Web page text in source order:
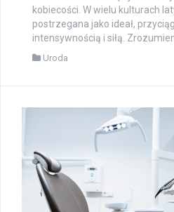
kobiecości. W wielu kulturach
postrzegana jako ideał,
intensywnością i siłą.
Uroda